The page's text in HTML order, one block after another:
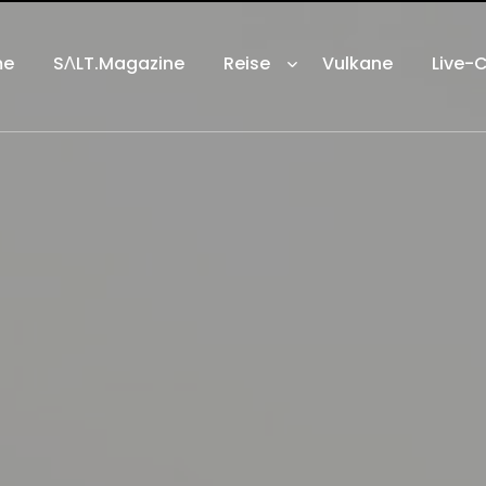
SΛLT.Magazine Reise Vulkane Live-